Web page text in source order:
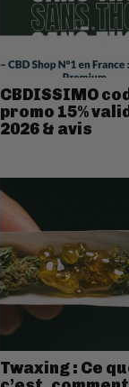
CBDISSIMO
promo 15%
2026 & avis
Twaxing : Ce